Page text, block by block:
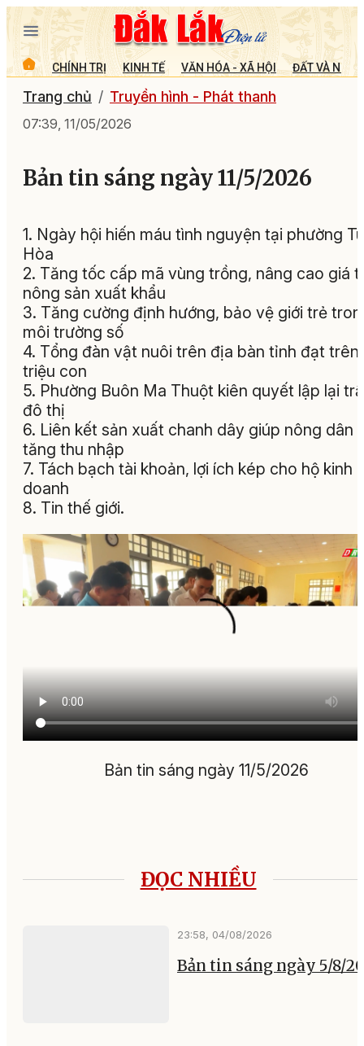
CHÍNH TRỊ KINH TẾ VĂN HÓA - XÃ HỘI ĐẤT VÀ
Trang chủ Truyền hình - Phát thanh
07:39, 11/05/2026
Bản tin sáng ngày 11/5/2026
1. Ngày hội hiến máu tình nguyện tại phường
Hòa
2. Tăng tốc cấp mã vùng trồng, nâng cao giá
nông sản xuất khẩu
3. Tăng cường định hướng, bảo vệ giới trẻ
môi trường số
4. Tổng đàn vật nuôi trên địa bàn tỉnh đạt trên
triệu con
5. Phường Buôn Ma Thuột kiên quyết lập lại
đô thị
6. Liên kết sản xuất chanh dây giúp nông dân
tăng thu nhập
7. Tách bạch tài khoản, lợi ích kép cho hộ kinh
doanh
8. Tin thế giới.
Bản tin sáng ngày 11/5/2026
ĐỌC NHIỀU
23:58, 04/08/2026
Bản tin sáng ngày 5/8/